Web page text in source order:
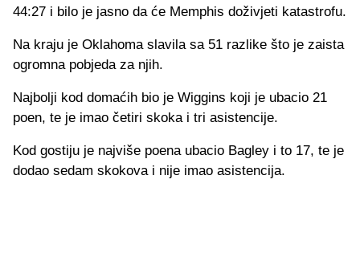
44:27 i bilo je jasno da će Memphis doživjeti katastrofu.
Na kraju je Oklahoma slavila sa 51 razlike što je zaista
ogromna pobjeda za njih.
Najbolji kod domaćih bio je Wiggins koji je ubacio 21
poen, te je imao četiri skoka i tri asistencije.
Kod gostiju je najviše poena ubacio Bagley i to 17, te je
dodao sedam skokova i nije imao asistencija.